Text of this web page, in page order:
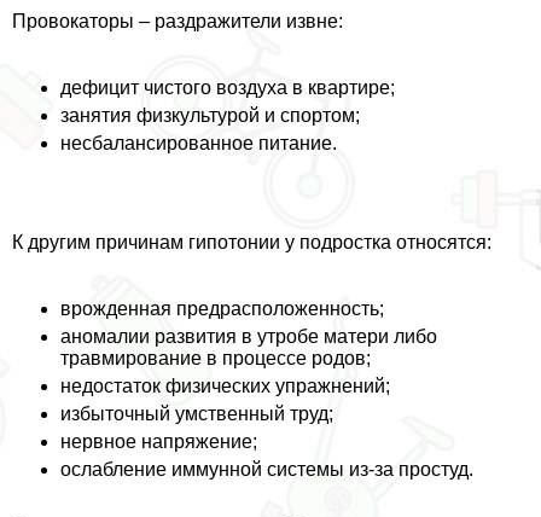
Провокаторы – раздражители извне:
дефицит чистого воздуха в квартире;
занятия физкультурой и спортом;
несбалансированное питание.
К другим причинам гипотонии у подростка относятся:
врожденная предрасположенность;
аномалии развития в утробе матери либо
травмирование в процессе родов;
недостаток физических упражнений;
избыточный умственный труд;
нервное напряжение;
ослабление иммунной системы из-за простуд.